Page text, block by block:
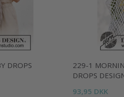
DROPS
229-1
DROPS
93,95 DKK